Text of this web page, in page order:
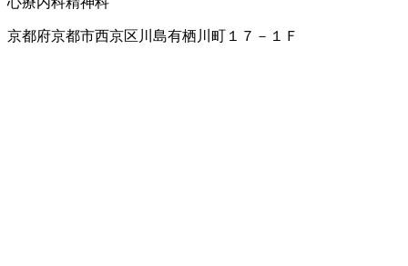
京都府京都市西京区川島有栖川町１７－１Ｆ